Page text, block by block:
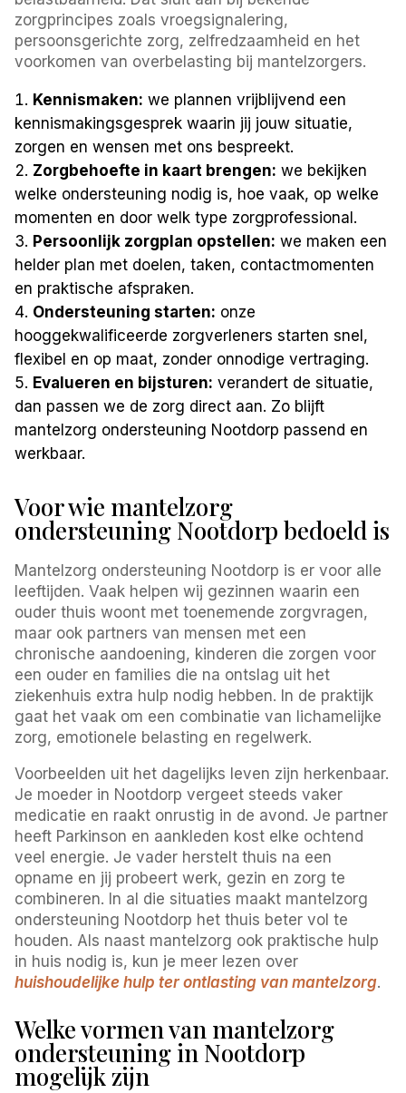
zorgprincipes zoals vroegsignalering,
persoonsgerichte zorg, zelfredzaamheid en het
voorkomen van overbelasting bij mantelzorgers.
Kennismaken: we plannen vrijblijvend een
kennismakingsgesprek waarin jij jouw situatie,
zorgen en wensen met ons bespreekt.
Zorgbehoefte in kaart brengen: we bekijken
welke ondersteuning nodig is, hoe vaak, op welke
momenten en door welk type zorgprofessional.
Persoonlijk zorgplan opstellen: we maken een
helder plan met doelen, taken, contactmomenten
en praktische afspraken.
Ondersteuning starten: onze
hooggekwalificeerde zorgverleners starten snel,
flexibel en op maat, zonder onnodige vertraging.
Evalueren en bijsturen: verandert de situatie,
dan passen we de zorg direct aan. Zo blijft
mantelzorg ondersteuning Nootdorp passend en
werkbaar.
Voor wie mantelzorg
ondersteuning Nootdorp bedoeld is
Mantelzorg ondersteuning Nootdorp is er voor alle
leeftijden. Vaak helpen wij gezinnen waarin een
ouder thuis woont met toenemende zorgvragen,
maar ook partners van mensen met een
chronische aandoening, kinderen die zorgen voor
een ouder en families die na ontslag uit het
ziekenhuis extra hulp nodig hebben. In de praktijk
gaat het vaak om een combinatie van lichamelijke
zorg, emotionele belasting en regelwerk.
Voorbeelden uit het dagelijks leven zijn herkenbaar.
Je moeder in Nootdorp vergeet steeds vaker
medicatie en raakt onrustig in de avond. Je partner
heeft Parkinson en aankleden kost elke ochtend
veel energie. Je vader herstelt thuis na een
opname en jij probeert werk, gezin en zorg te
combineren. In al die situaties maakt mantelzorg
ondersteuning Nootdorp het thuis beter vol te
houden. Als naast mantelzorg ook praktische hulp
in huis nodig is, kun je meer lezen over
huishoudelijke hulp ter ontlasting van mantelzorg.
Welke vormen van mantelzorg
ondersteuning in Nootdorp
mogelijk zijn